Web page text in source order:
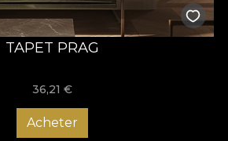
TAPET PRAG
36,21 €
Acheter